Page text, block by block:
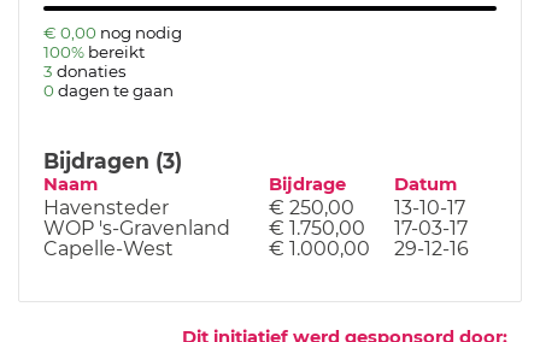
€ 0,00 nog nodig
100% bereikt
3 donaties
0 dagen te gaan
Bijdragen (3)
Naam Bijdrage Datum
Havensteder € 250,00
13-10-17
WOP 's-Gravenland
€ 1.750,00
17-03-17
Capelle-West
€ 1.000,00 29-12-16
Dit initiatief werd gesponsord door: